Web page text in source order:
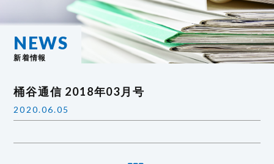
NEWS
新着情報
桶谷通信 2018年03月号
2020.06.05